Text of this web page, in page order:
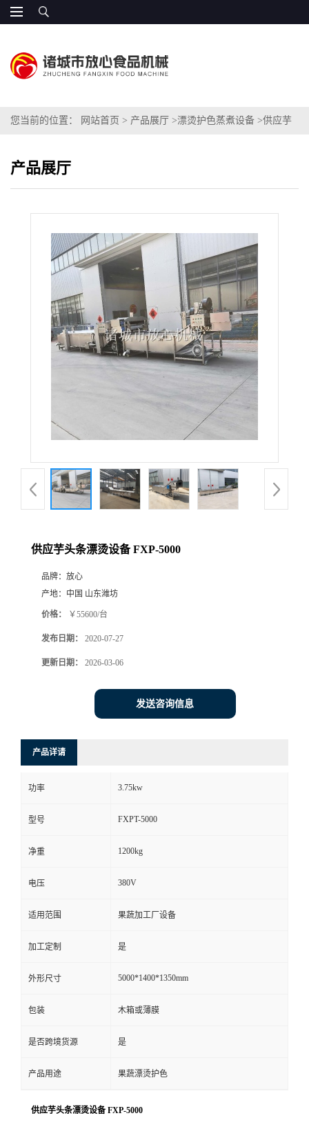
您当前的位置： 网站首页 > 产品展厅 >漂烫护色蒸煮设备 >供应芋
产品展厅
供应芋头条漂烫设备 FXP-5000
品牌： 放心
产地： 中国 山东潍坊
价格： ￥55600/台
发布日期： 2020-07-27
更新日期： 2026-03-06
发送咨询信息
产品详请
功率 3.75kw
型号 FXPT-5000
净重 1200kg
电压 380V
适用范围 果蔬加工厂设备
加工定制 是
外形尺寸 5000*1400*1350mm
包装 木箱或薄膜
是否跨境货源 是
产品用途 果蔬漂烫护色
供应芋头条漂烫设备 FXP-5000